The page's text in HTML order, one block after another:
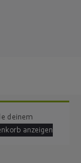
deinem
anzeigen